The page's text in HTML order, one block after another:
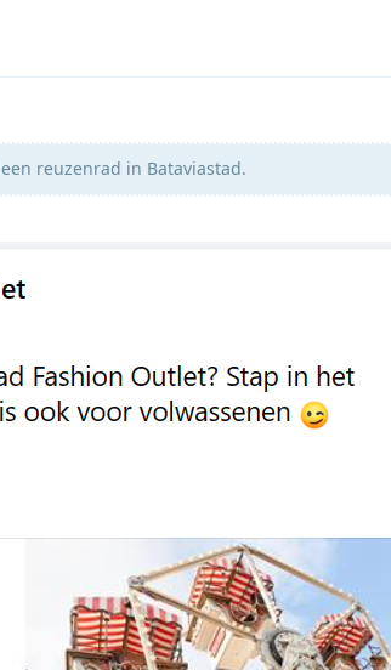
een reuzenrad in Bataviastad.